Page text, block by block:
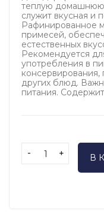
теплую домашнюю
служит вкусная и
Рафинированное
примесей,
естественных
Рекомендуется
употребления в
консервирования,
других блюд.
питания.
- + В